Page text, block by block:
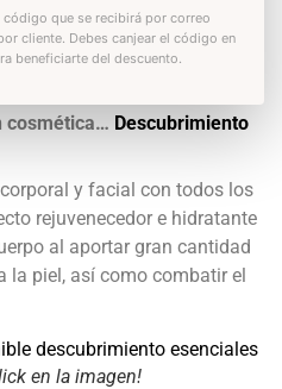
cosmética… Descubrimiento
y facial con todos los
rejuvenecedor e hidratante
al aportar gran cantidad
la piel, así como combatir el
en la imagen!
que se recibirá por correo
cliente. Debes canjear el código en
beneficiarte del descuento.